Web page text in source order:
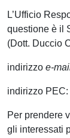
L’Ufficio
questione è il
(Dott. Duccio
indirizzo e-
indirizzo PEC:
Per prendere
gli interessati